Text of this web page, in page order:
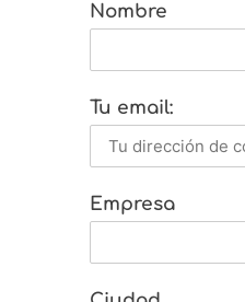
Nombre
Tu email:
Empresa